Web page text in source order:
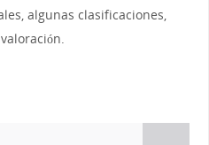
algunas clasificaciones,